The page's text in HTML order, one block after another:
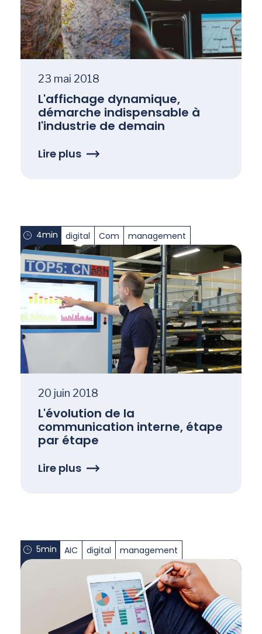
23 mai 2018
L'affichage dynamique,
démarche indispensable à
l'industrie de demain
Lire plus
4min digital Com management
20 juin 2018
L'évolution de la
communication interne, étape
par étape
Lire plus
5min AIC digital management